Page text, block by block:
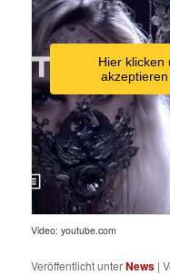
Hier klicken
Video: youtube.com
Veröffentlicht unterNews |